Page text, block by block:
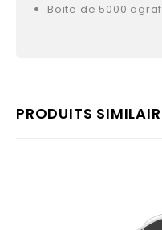
Boite de 5000
PRODUITS